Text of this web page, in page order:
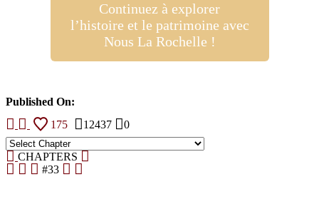
Continuez à explorer
l’histoire et le patrimoine avec
Nous La Rochelle !
Published On:
175
12437 0
CHAPTERS
#33